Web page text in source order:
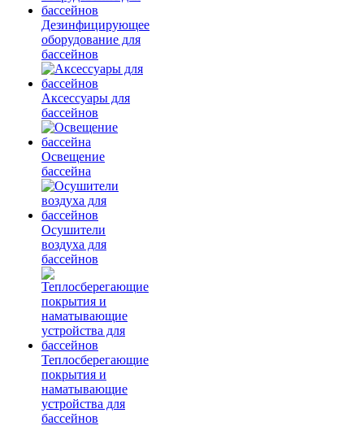
Дезинфицирующее
оборудование для
бассейнов
Аксессуары для
бассейнов
Освещение
бассейна
Осушители
воздуха для
бассейнов
Теплосберегающие
покрытия и
наматывающие
устройства для
бассейнов